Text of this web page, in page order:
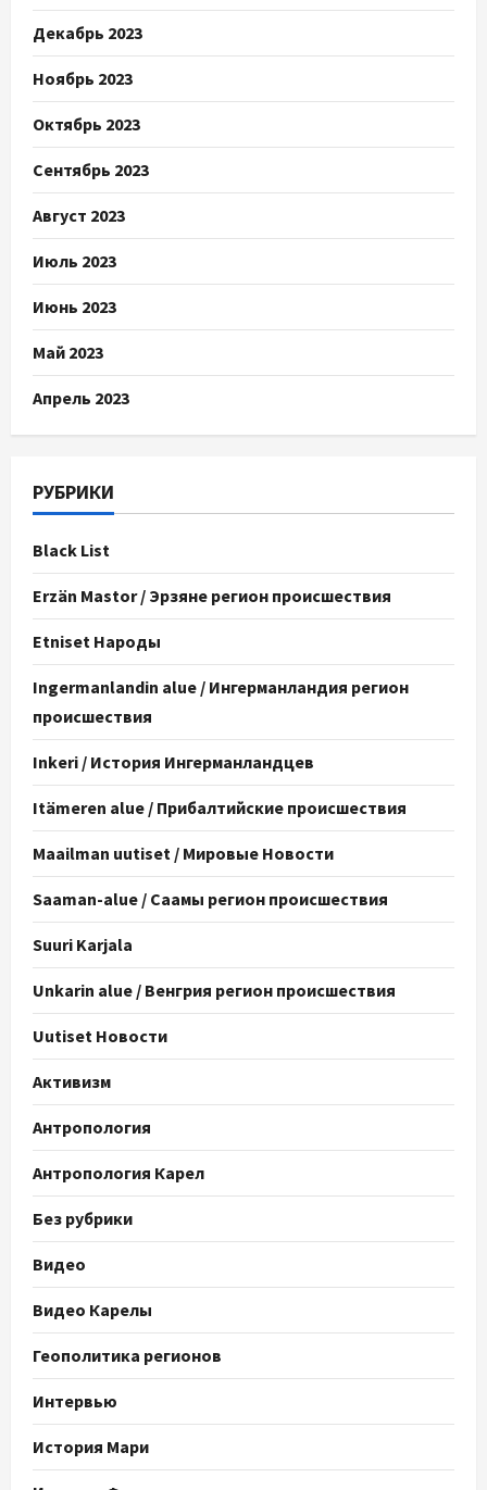
Декабрь 2023
Ноябрь 2023
Октябрь 2023
Сентябрь 2023
Август 2023
Июль 2023
Июнь 2023
Май 2023
Апрель 2023
РУБРИКИ
Black List
Erzän Mastor / Эрзяне регион происшествия
Etniset Народы
Ingermanlandin alue / Ингерманландия регион
происшествия
Inkeri / История Ингерманландцев
Itämeren alue / Прибалтийские происшествия
Maailman uutiset / Мировые Новости
Saaman-alue / Саамы регион происшествия
Suuri Karjala
Unkarin alue / Венгрия регион происшествия
Uutiset Новости
Активизм
Антропология
Антропология Карел
Без рубрики
Видео
Видео Карелы
Геополитика регионов
Интервью
История Мари